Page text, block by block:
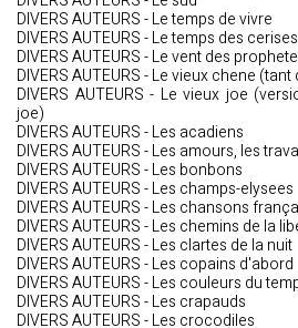
DIVERS AUTEURS - Le temps de vivre
DIVERS AUTEURS - Le temps des cerises
DIVERS AUTEURS - Le vent des
DIVERS AUTEURS - Le vieux chene
DIVERS AUTEURS - Le vieux joe
joe)
DIVERS AUTEURS - Les acadiens
DIVERS AUTEURS - Les amours, les
DIVERS AUTEURS - Les bonbons
DIVERS AUTEURS - Les champs-elysees
DIVERS AUTEURS - Les chansons
DIVERS AUTEURS - Les chemins de la
DIVERS AUTEURS - Les clartes de la nuit
DIVERS AUTEURS - Les copains d'abord
DIVERS AUTEURS - Les couleurs du
DIVERS AUTEURS - Les crapauds
DIVERS AUTEURS - Les crocodiles